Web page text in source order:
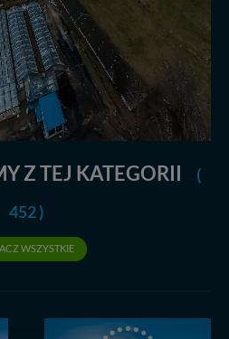
Z TEJ KATEGORII
(
452 )
WSZYSTKIE